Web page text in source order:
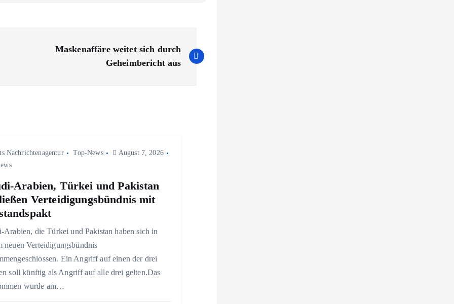
Maskenaffäre weitet sich durch
Geheimbericht aus
Nachrichtenagentur Top-News
August 7, 2026
Arabien, Türkei und Pakistan
Verteidigungsbündnis mit
Arabien, die Türkei und Pakistan haben sich in
neuen Verteidigungsbündnis
Ein Angriff auf einen der drei
soll künftig als Angriff auf alle drei gelten.Das
wurde am…